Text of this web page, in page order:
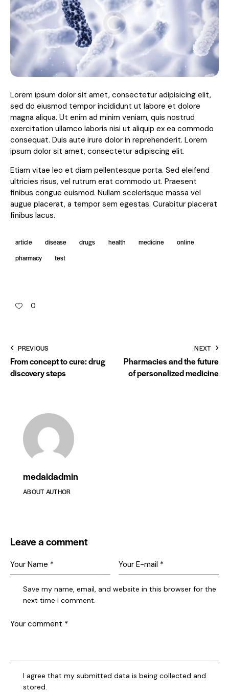
Lorem ipsum dolor sit amet, consectetur adipisicing elit,
sed do eiusmod tempor incididunt ut labore et dolore
magna aliqua. Ut enim ad minim veniam, quis nostrud
exercitation ullamco laboris nisi ut aliquip ex ea commodo
consequat. Duis aute irure dolor in reprehenderit. Lorem
ipsum dolor sit amet, consectetur adipiscing elit.
Etiam vitae leo et diam pellentesque porta. Sed eleifend
ultricies risus, vel rutrum erat commodo ut. Praesent
finibus congue euismod. Nullam scelerisque massa vel
augue placerat, a tempor sem egestas. Curabitur placerat
finibus lacus.
article disease drugs health medicine
online
pharmacy
test
0
PREVIOUS
From concept to cure: drug
discovery steps
NEXT
Pharmacies and the future
of personalized medicine
medaidadmin
ABOUT AUTHOR
Leave a comment
Save my name, email, and website in this browser for the
next time I comment.
I agree that my submitted data is being collected and
stored.